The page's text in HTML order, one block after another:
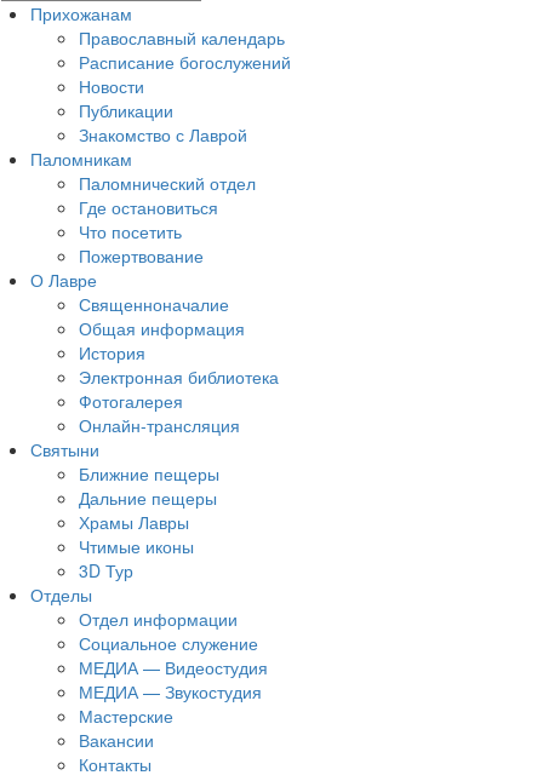
Прихожанам
Православный календарь
Расписание богослужений
Новости
Публикации
Знакомство с Лаврой
Паломникам
Паломнический отдел
Где остановиться
Что посетить
Пожертвование
О Лавре
Священноначалие
Общая информация
История
Электронная библиотека
Фотогалерея
Онлайн-трансляция
Святыни
Ближние пещеры
Дальние пещеры
Храмы Лавры
Чтимые иконы
3D Тур
Отделы
Отдел информации
Социальное служение
МЕДИА — Видеостудия
МЕДИА — Звукостудия
Мастерские
Вакансии
Контакты